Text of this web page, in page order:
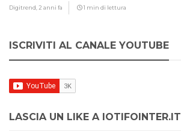
Digitrend, 2 anni fa 1 min di lettura
ISCRIVITI AL CANALE YOUTUBE
LASCIA UN LIKE A IOTIFOINTER.IT